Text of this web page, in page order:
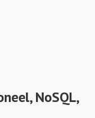
NoSQL,